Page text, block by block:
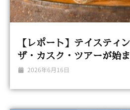
【レポート】テイスティ
ザ・カスク・ツアーが始
2026年6月16日